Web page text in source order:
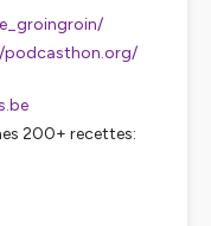
200+ recettes: